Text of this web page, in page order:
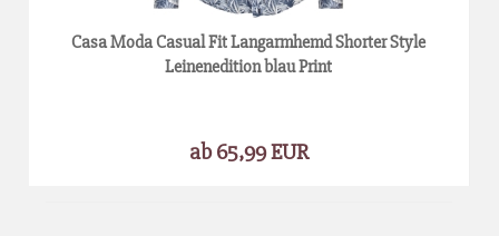
Casa Moda Casual Fit Langarmhemd Shorter Style
Leinenedition blau Print
ab 65,99 EUR